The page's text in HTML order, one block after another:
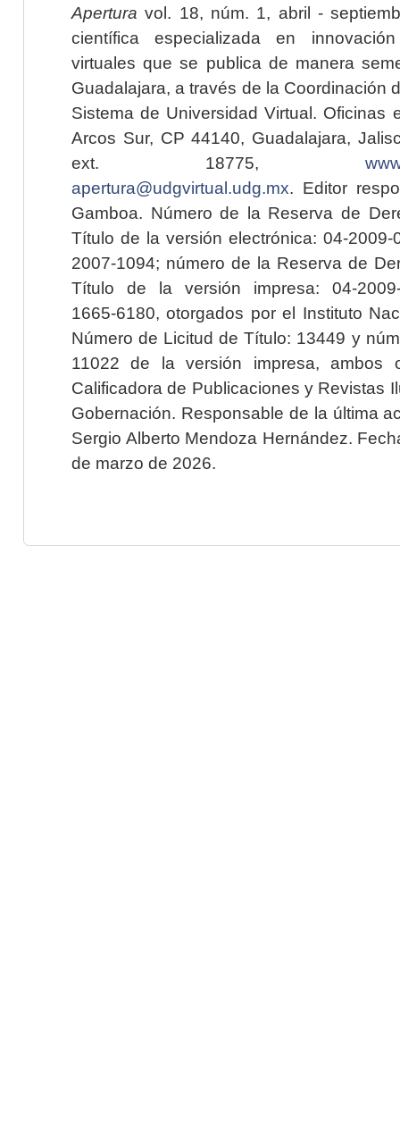
Apertura vol. 18, núm. 1, abril -
científica especializada en
virtuales que se publica de manera
Guadalajara, a través de la Coordinación
Sistema de Universidad Virtual. Oficinas
Arcos Sur, CP 44140, Guadalajara,
ext. 18775,
apertura@udgvirtual.udg.mx. Editor
Gamboa. Número de la Reserva de
Título de la versión electrónica: 04-2009-
2007-1094; número de la Reserva de
Título de la versión impresa: 04-2009-
1665-6180, otorgados por el Instituto
Número de Licitud de Título: 13449 y
11022 de la versión impresa, ambos
Calificadora de Publicaciones y Revistas
Gobernación. Responsable de la última
Sergio Alberto Mendoza Hernández.
de marzo de 2026.